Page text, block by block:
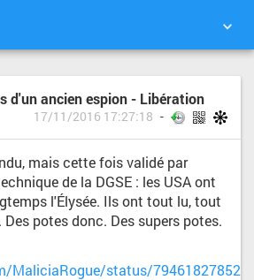
MUR D'IMAGES
d'un ancien espion - Libération
17/11/2016 17:27:18
mais cette fois validé par
de la DGSE : les USA ont
l'Élysée. Ils ont tout lu, tout
potes donc. Des supers potes.
MaliciaRogue/status/